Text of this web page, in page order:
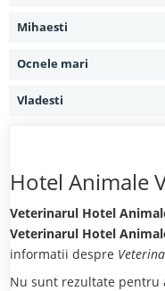
Mihaesti
Ocnele mari
Vladesti
Hotel Animale
Veterinarul Hotel
Veterinarul Hotel
informatii despre
Nu sunt rezultate pentru